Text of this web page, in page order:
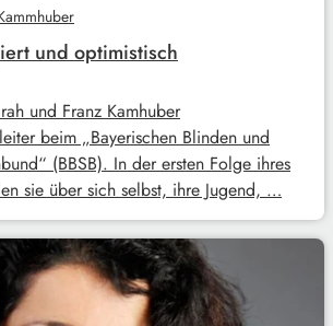
und optimistisch
und Franz Kamhuber
beim „Bayerischen Blinden und
(BBSB). In der ersten Folge ihres
sie über sich selbst, ihre Jugend, …